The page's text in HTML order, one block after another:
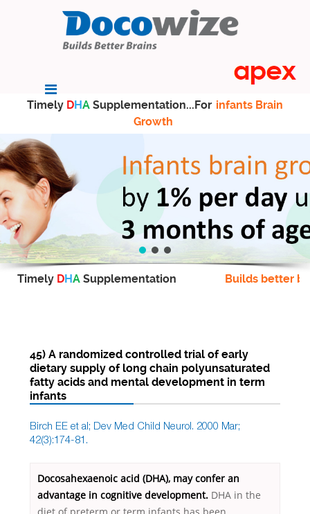
Timely DHA Supplementation...For infants Brain
Growth
Timely DHA Supplementation Builds better
45) A randomized controlled trial of early
dietary supply of long chain polyunsaturated
fatty acids and mental development in term
infants
Birch EE et al; Dev Med Child Neurol. 2000 Mar;
42(3):174-81.
Docosahexaenoic acid (DHA), may confer an
advantage in cognitive development. DHA in the